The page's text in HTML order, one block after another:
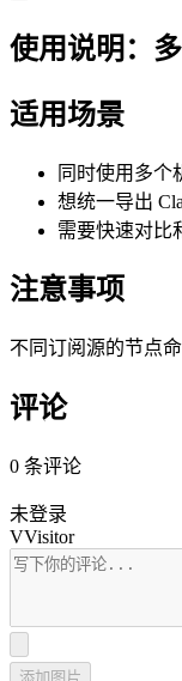
使用说明：
适用场景
同时使用多个
想统一导出
需要快速对比
注意事项
不同订阅源的节点
评论
0 条评论
未登录
VVisitor